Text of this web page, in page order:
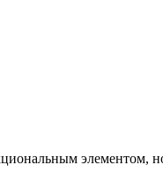
элементом,